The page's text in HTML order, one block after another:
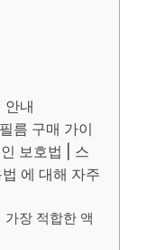
안내
름 구매 가이
보호법 | 스
에 대해 자주
가장 적합한 액